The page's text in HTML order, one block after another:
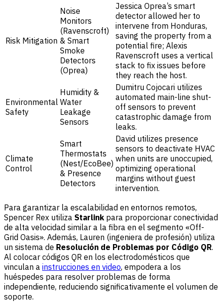
Risk Mitigation
Noise
Monitors
(Ravenscroft)
& Smart
Smoke
Detectors
(Oprea)
Jessica Oprea’s smart
detector allowed her to
intervene from Honduras,
saving the property from a
potential fire; Alexis
Ravenscroft uses a vertical
stack to fix issues before
they reach the host.
Environmental
Safety
Humidity &
Water
Leakage
Sensors
Dumitru Cojocari utilizes
automated main-line shut-
off sensors to prevent
catastrophic damage from
leaks.
Climate
Control
Smart
Thermostats
(Nest/EcoBee)
& Presence
Detectors
David utilizes presence
sensors to deactivate HVAC
when units are unoccupied,
optimizing operational
margins without guest
intervention.
Para garantizar la escalabilidad en entornos remotos,
Spencer Rex utiliza Starlink para proporcionar conectividad
de alta velocidad similar a la fibra en el segmento «Off-
Grid Oasis». Además, Lauren (ingeniera de profesión) utiliza
un sistema de Resolución de Problemas por Código QR.
Al colocar códigos QR en los electrodomésticos que
vinculan a instrucciones en video, empodera a los
huéspedes para resolver problemas de forma
independiente, reduciendo significativamente el volumen de
soporte.